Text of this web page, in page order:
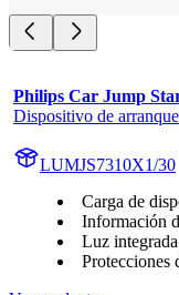
Philips Car Jump
Dispositivo de
LUMJS7310X1/30
Carga de
Información
Luz
Protecciones